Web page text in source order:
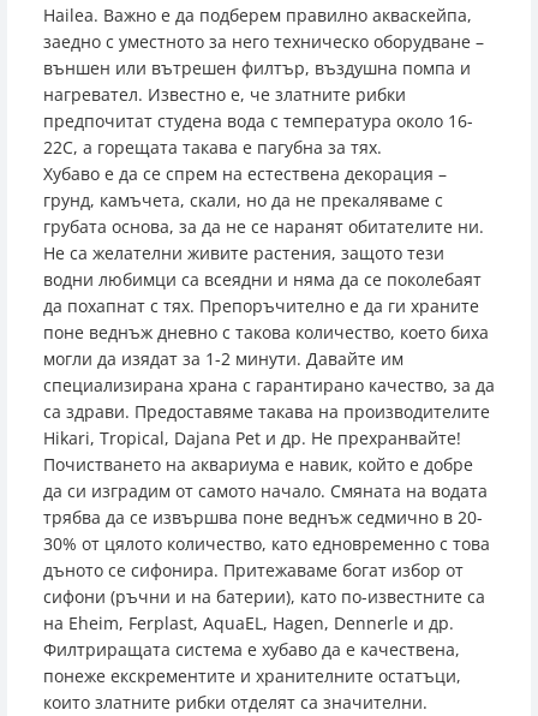
Hailea. Важно е да подберем правилно акваскейпа,
заедно с уместното за него техническо оборудване –
външен или вътрешен филтър, въздушна помпа и
нагревател. Известно е, че златните рибки
предпочитат студена вода с температура около 16-
22C, а горещата такава е пагубна за тях.
Хубаво е да се спрем на естествена декорация –
грунд, камъчета, скали, но да не прекаляваме с
грубата основа, за да не се наранят обитателите ни.
Не са желателни живите растения, защото тези
водни любимци са всеядни и няма да се поколебаят
да похапнат с тях. Препоръчително е да ги храните
поне веднъж дневно с такова количество, което биха
могли да изядат за 1-2 минути. Давайте им
специализирана храна с гарантирано качество, за да
са здрави. Предоставяме такава на производителите
Hikari, Tropical, Dajana Pet и др. Не прехранвайте!
Почистването на аквариума е навик, който е добре
да си изградим от самото начало. Смяната на водата
трябва да се извършва поне веднъж седмично в 20-
30% от цялото количество, като едновременно с това
дъното се сифонира. Притежаваме богат избор от
сифони (ръчни и на батерии), като по-известните са
на Eheim, Ferplast, AquaEL, Hagen, Dennerle и др.
Филтриращата система е хубаво да е качествена,
понеже екскрементите и хранителните остатъци,
които златните рибки отделят са значителни.